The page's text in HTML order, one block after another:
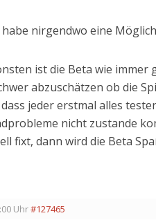
habe nirgendwo eine
ist die Beta wie immer
abzuschätzen ob die
jeder erstmal alles
nicht zustande
fixt, dann wird die Beta
Uhr#127465